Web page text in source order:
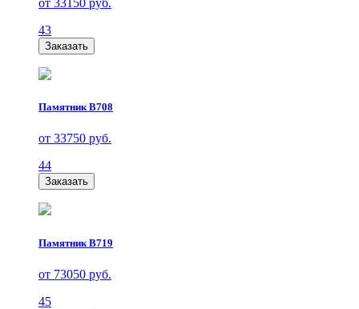
от 33150 руб.
43
Заказать
Памятник В708
от 33750 руб.
44
Заказать
Памятник В719
от 73050 руб.
45